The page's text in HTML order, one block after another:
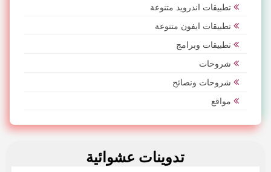
تطبيقات اندرويد متنوعة
تطبيقات ايفون متنوعة
تطبيقات وبرامج
شروحات
شروحات ونصائح
مواقع
تدوينات عشوائية